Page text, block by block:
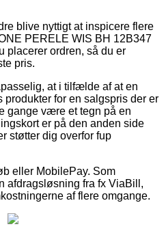
blive nyttigt at inspicere flere
PERELE WIS BH 12B347
placerer ordren, så du er
pris.
at i tilfælde af at en
for en salgspris der er
gange være et tegn på en
er på den anden side
støtter dig overfor fup
eller MobilePay. Som
afdragsløsning fra fx ViaBill,
af flere omgange.